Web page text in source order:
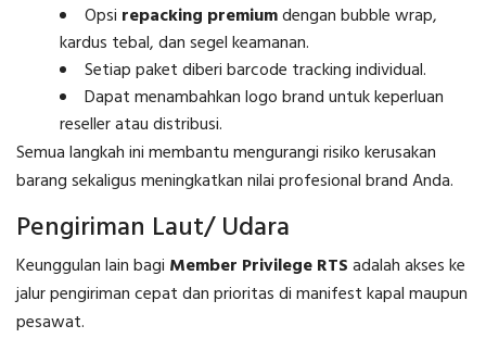
Opsi repacking premiumdengan bubble wrap,
kardus tebal, dan segel keamanan.
Setiap paket diberi barcode tracking individual.
Dapat menambahkan logo brand untuk keperluan
reseller atau distribusi.
Semua langkah ini membantu mengurangi risiko kerusakan
barang sekaligus meningkatkan nilai profesional brand Anda.
Pengiriman Laut/ Udara
Keunggulan lain bagi Member Privilege RTSadalah akses ke
jalur pengiriman cepat dan prioritas di manifest kapal maupun
pesawat.